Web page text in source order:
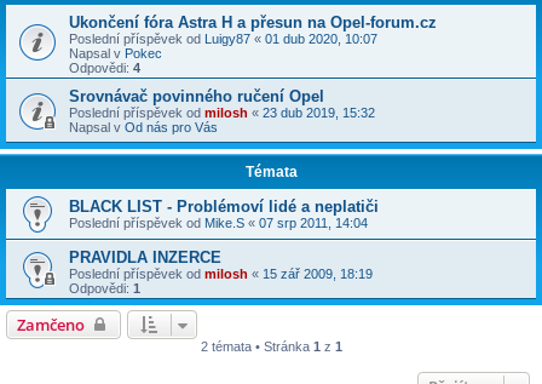
Ukončení fóra Astra H a přesun na Opel-forum.cz
Poslední příspěvek od Luigy87 « 01 dub 2020, 10:07
Napsal v Pokec
Odpovědi: 4
Srovnávač povinného ručení Opel
Poslední příspěvek od milosh « 23 dub 2019, 15:32
Napsal v Od nás pro Vás
Témata
BLACK LIST - Problémoví lidé a neplatiči
Poslední příspěvek od Mike.S « 07 srp 2011, 14:04
PRAVIDLA INZERCE
Poslední příspěvek od milosh « 15 zář 2009, 18:19
Odpovědi: 1
Zamčeno
2 témata • Stránka 1 z 1